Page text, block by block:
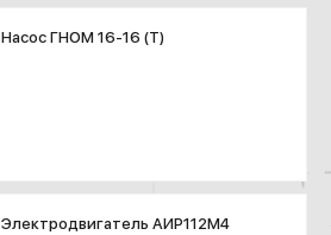
Насос ГНОМ 16-16 (T)
Электродвигатель АИР112М4